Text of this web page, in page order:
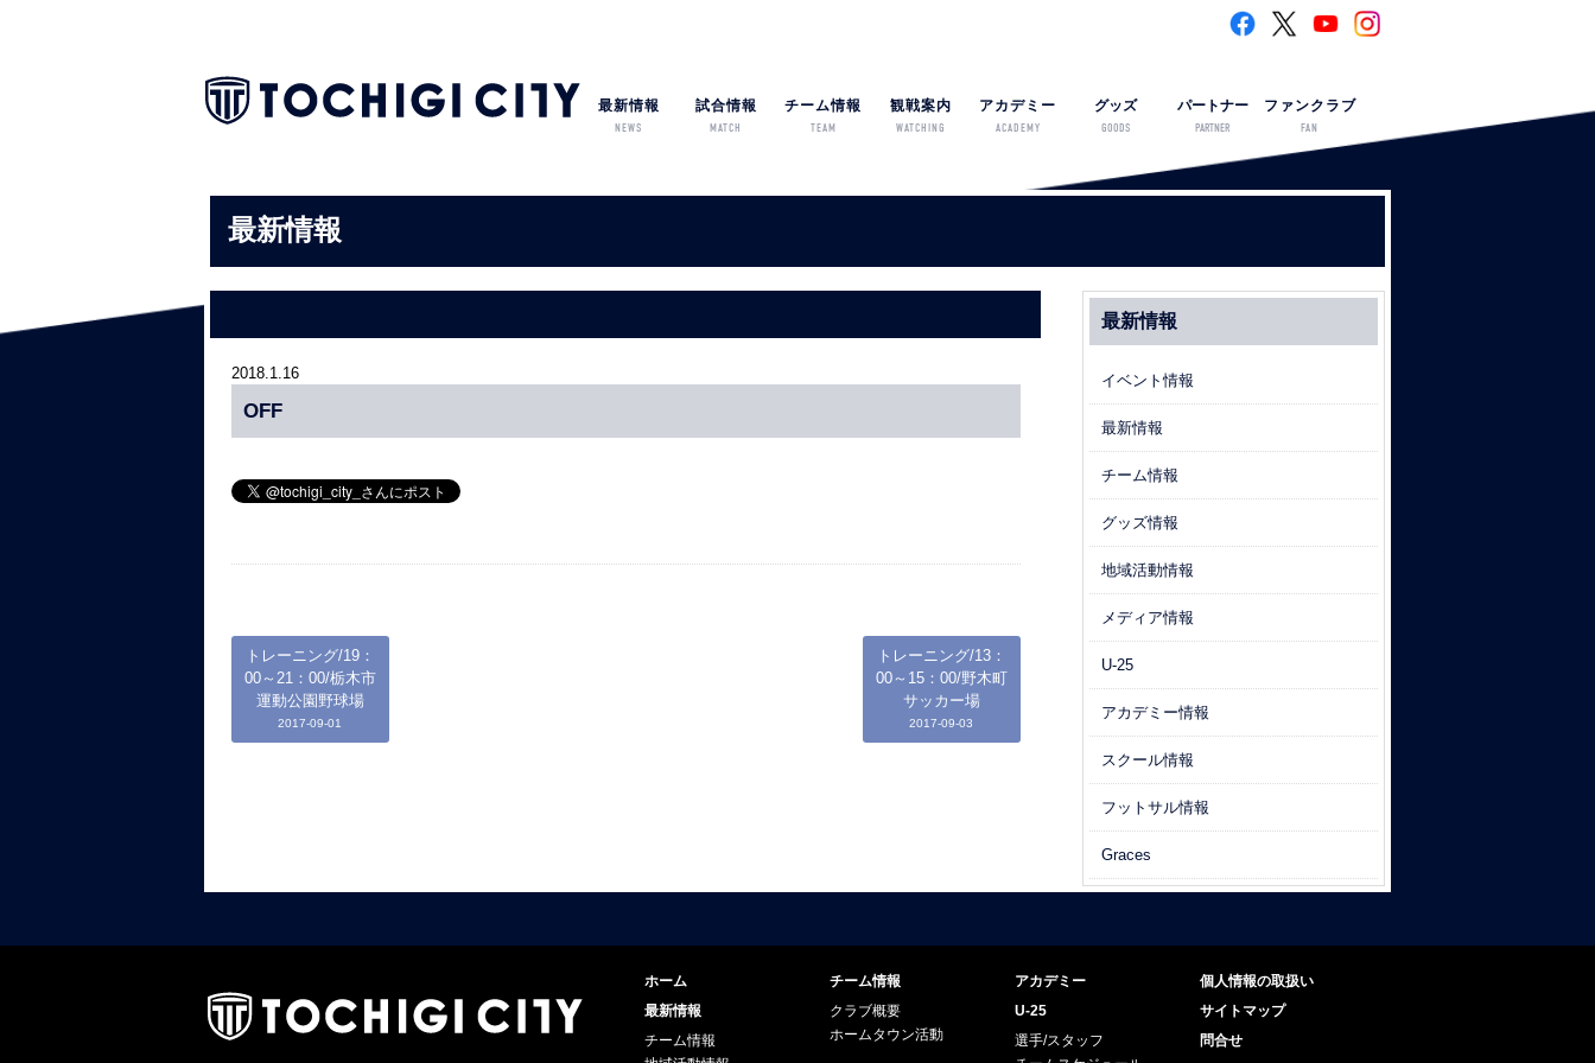
最新情報
NEWS
試合情報
MATCH
チーム情報
TEAM
観戦案内
WATCHING
アカデミー
ACADEMY
グッズ
GOODS
パートナー
PARTNER
ファンクラブ
FAN
最新情報
2018.1.16
OFF
トレーニング/19：
00～21：00/栃木市
運動公園野球場
2017-09-01
トレーニング/13：
00～15：00/野木町
サッカー場
2017-09-03
最新情報
イベント情報
最新情報
チーム情報
グッズ情報
地域活動情報
メディア情報
U-25
アカデミー情報
スクール情報
フットサル情報
Graces
ホーム
最新情報
チーム情報
チーム情報
クラブ概要
ホームタウン活動
アカデミー
U-25
選手/スタッフ
個人情報の取扱い
サイトマップ
問合せ